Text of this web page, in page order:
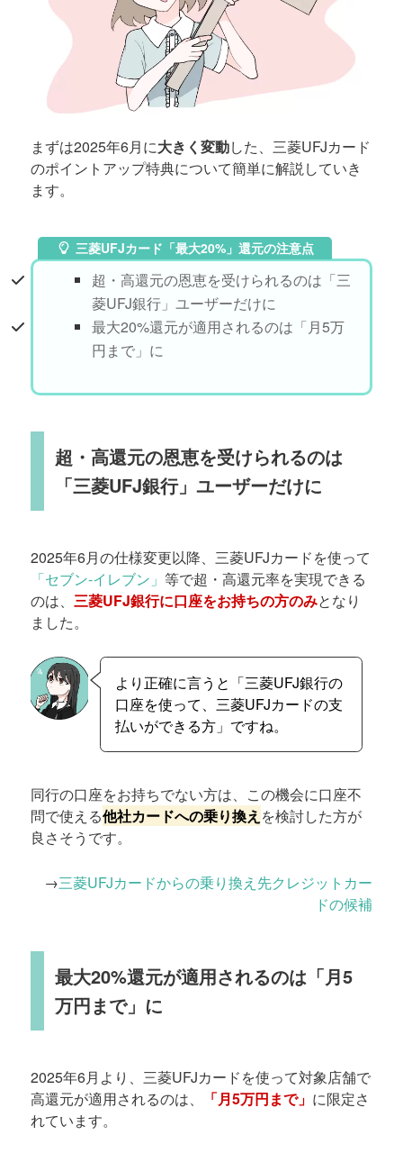
まずは2025年6月に大きく変動した、三菱UFJカード
のポイントアップ特典について簡単に解説していき
ます。
三菱UFJカード「最大20%」還元の注意点
超・高還元の恩恵を受けられるのは「三
菱UFJ銀行」ユーザーだけに
最大20%還元が適用されるのは「月5万
円まで」に
超・高還元の恩恵を受けられるのは
「三菱UFJ銀行」ユーザーだけに
2025年6月の仕様変更以降、三菱UFJカードを使って
「セブン-イレブン」等で超・高還元率を実現できる
のは、三菱UFJ銀行に口座をお持ちの方のみとなり
ました。
より正確に言うと「三菱UFJ銀行の
口座を使って、三菱UFJカードの支
払いができる方」ですね。
同行の口座をお持ちでない方は、この機会に口座不
問で使える他社カードへの乗り換え を検討した方が
良さそうです。
→三菱UFJカードからの乗り換え先クレジットカー
ドの候補
最大20%還元が適用されるのは「月5
万円まで」に
2025年6月より、三菱UFJカードを使って対象店舗で
高還元が適用されるのは、
「月5万円まで」 に限定さ
れています。